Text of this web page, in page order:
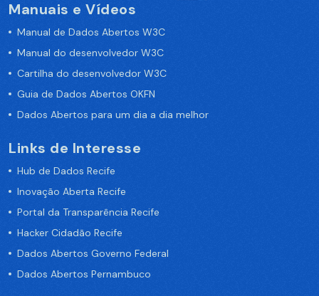
Manuais e Vídeos
Manual de Dados Abertos W3C
Manual do desenvolvedor W3C
Cartilha do desenvolvedor W3C
Guia de Dados Abertos OKFN
Dados Abertos para um dia a dia melhor
Links de Interesse
Hub de Dados Recife
Inovação Aberta Recife
Portal da Transparência Recife
Hacker Cidadão Recife
Dados Abertos Governo Federal
Dados Abertos Pernambuco